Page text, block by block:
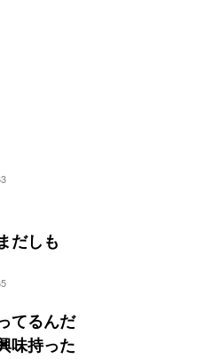
だしも
てるんだ
味持った